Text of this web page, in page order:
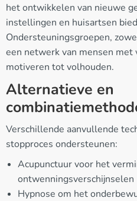
het ontwikkelen van nieuwe
instellingen en huisartsen
Ondersteuningsgroepen,
een netwerk van mensen met
motiveren tot volhouden.
Alternatieve en
Verschillende aanvullende
stopproces ondersteunen:
Acupunctuur voor het
ontwenningsverschijnselen
Hypnose om het